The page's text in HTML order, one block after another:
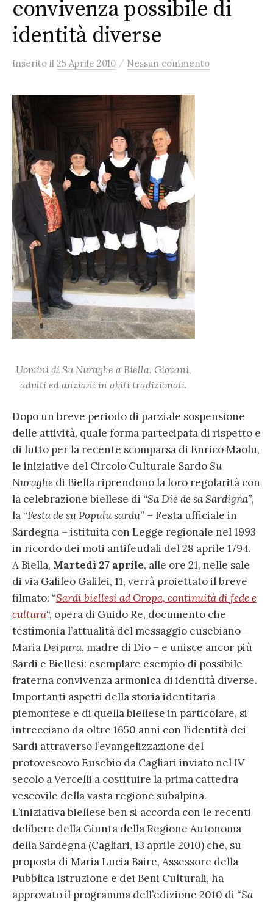
convivenza possibile di
identità diverse
Inserito il 25 Aprile 2010 / Nessun commento
Uomini di Su Nuraghe a Biella. Giovani,
adulti ed anziani in abiti tradizionali.
Dopo un breve periodo di parziale sospensione
delle attività, quale forma partecipata di rispetto e
di lutto per la recente scomparsa di Enrico Maolu,
le iniziative del Circolo Culturale SardoSu
Nuraghe di Biella riprendono la loro regolarità con
la celebrazione biellese di “Sa Die de sa Sardigna”,
la “Festa de su Populu sardu” – Festa ufficiale in
Sardegna – istituita con Legge regionale nel 1993
in ricordo dei moti antifeudali del 28 aprile 1794.
A Biella, Martedì 27 aprile, alle ore 21, nelle sale
di via Galileo Galilei, 11, verrà proiettato il breve
filmato: “Sardi biellesi ad Oropa, continuità di fede e
cultura“, opera di Guido Re, documento che
testimonia l’attualità del messaggio eusebiano –
MariaDeipara, madre di Dio – e unisce ancor più
Sardi e Biellesi: esemplare esempio di possibile
fraterna convivenza armonica di identità diverse.
Importanti aspetti della storia identitaria
piemontese e di quella biellese in particolare, si
intrecciano da oltre 1650 anni con l’identità dei
Sardi attraverso l’evangelizzazione del
protovescovo Eusebio da Cagliari inviato nel IV
secolo a Vercelli a costituire la prima cattedra
vescovile della vasta regione subalpina.
L’iniziativa biellese ben si accorda con le recenti
delibere della Giunta della Regione Autonoma
della Sardegna (Cagliari, 13 aprile 2010) che, su
proposta di Maria Lucia Baire, Assessore della
Pubblica Istruzione e dei Beni Culturali, ha
approvato il programma dell’edizione 2010 di “Sa